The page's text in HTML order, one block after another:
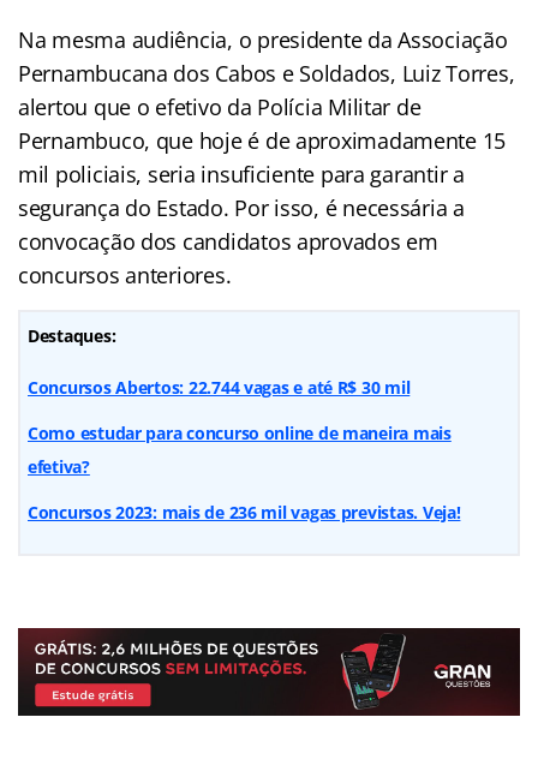
Na mesma audiência, o presidente da Associação
Pernambucana dos Cabos e Soldados, Luiz Torres,
alertou que o efetivo da Polícia Militar de
Pernambuco, que hoje é de aproximadamente 15
mil policiais, seria insuficiente para garantir a
segurança do Estado. Por isso, é necessária a
convocação dos candidatos aprovados em
concursos anteriores.
Destaques:
Concursos Abertos: 22.744 vagas e até R$ 30 mil
Como estudar para concurso online de maneira mais
efetiva?
Concursos 2023: mais de 236 mil vagas previstas. Veja!